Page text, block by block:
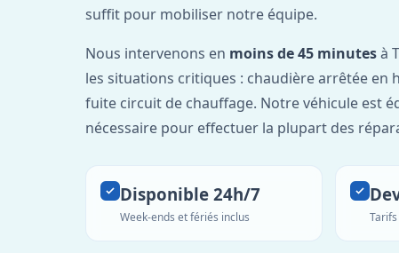
suffit pour mobiliser notre équipe.
Nous intervenons en moins de 45 minutesà
les situations critiques : chaudière arrêtée en
fuite circuit de chauffage. Notre véhicule est
nécessaire pour effectuer la plupart des
Disponible 24h/7
Week-ends et fériés inclus